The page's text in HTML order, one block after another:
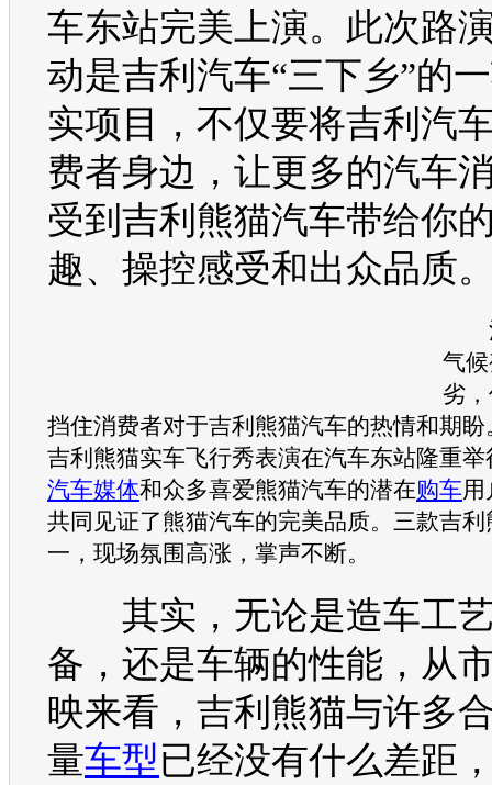
车东站完美上演。此次路
动是吉利汽车“三下乡”的
实项目，不仅要将吉利汽
费者身边，让更多的汽车
受到 吉利 熊猫汽车带给你
趣、操控感受和出众品质
活
气
劣
挡住消费者对于吉利 熊猫汽车的热情和期
吉利 熊猫实车飞行秀表演在汽车东站隆重
汽车媒体和众多喜爱熊猫汽车的潜在购车
共同见证了熊猫汽车的完美品质。三款吉利
一，现场氛围高涨，掌声不断。
其实，无论是造车工
备，还是车辆的性能，从
映来看， 吉利 熊猫与许多
量车型已经没有什么差距